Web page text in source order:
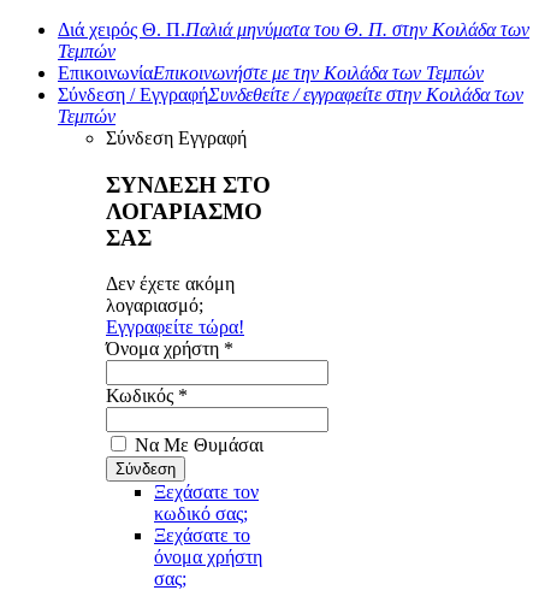
Διά χειρός Θ. Π.Παλιά μηνύματα του Θ. Π. στην Κοιλάδα των
Τεμπών
ΕπικοινωνίαΕπικοινωνήστε με την Κοιλάδα των Τεμπών
Σύνδεση / ΕγγραφήΣυνδεθείτε / εγγραφείτε στην Κοιλάδα των
Τεμπών
Σύνδεση Εγγραφή
ΣΥΝΔΕΣΗ ΣΤΟ
ΛΟΓΑΡΙΑΣΜΟ
ΣΑΣ
Δεν έχετε ακόμη
λογαριασμό;
Εγγραφείτε τώρα!
Όνομα χρήστη *
Κωδικός *
Να Με Θυμάσαι
Ξεχάσατε τον
κωδικό σας;
Ξεχάσατε το
όνομα χρήστη
σας;